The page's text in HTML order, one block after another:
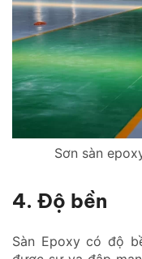
Sơn sàn
4. Độ bền
Sàn Epoxy có độ